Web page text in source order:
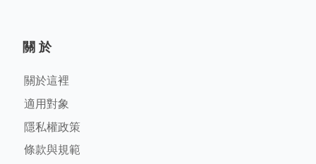
關於
關於這裡
適用對象
隱私權政策
條款與規範